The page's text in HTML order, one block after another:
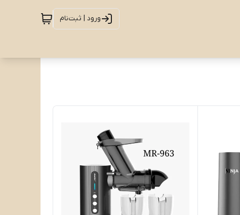
ورود | ثبت‌نام